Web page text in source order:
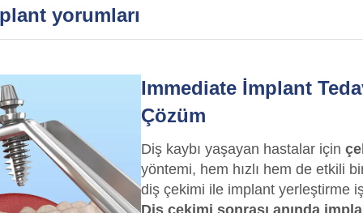
yorumları
Immediate İmplant
Çözüm
Diş kaybı yaşayan hastalar için
yöntemi, hem hızlı hem de etkili
diş çekimi ile implant yerleştirme